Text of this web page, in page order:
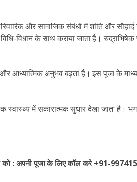
और सामाजिक संबंधों में शांति और
विधान के साथ कराया जाता है।
अनुभव बढ़ता है। इस पूजा के
में सकारात्मक सुधार देखा जाता है।
को : अपनी पूजा के लिए कॉल करे +91-